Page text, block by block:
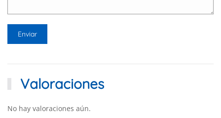
Valoraciones
No hay valoraciones aún.